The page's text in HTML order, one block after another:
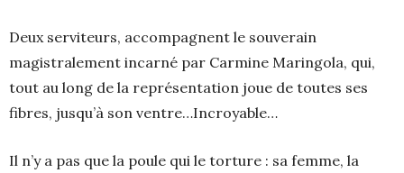
Deux serviteurs, accompagnent le souverain
magistralement incarné par Carmine Maringola, qui,
tout au long de la représentation joue de toutes ses
fibres, jusqu’à son ventre…Incroyable…
Il n’y a pas que la poule qui le torture : sa femme, la